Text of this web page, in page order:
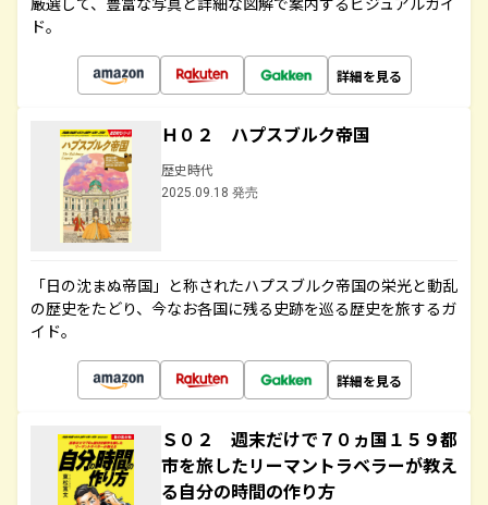
ド。
詳細を見る
Ｈ０２ ハプスブルク帝国
歴史時代
2025.09.18 発売
「日の沈まぬ帝国」と称されたハプスブルク帝国の栄光と動乱
の歴史をたどり、今なお各国に残る史跡を巡る歴史を旅するガ
イド。
詳細を見る
Ｓ０２ 週末だけで７０ヵ国１５９都
市を旅したリーマントラベラーが教え
る自分の時間の作り方